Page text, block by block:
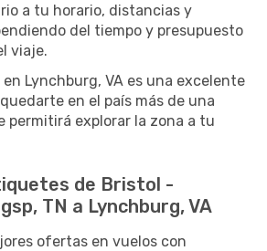
a tu horario, distancias y
del tiempo y presupuesto
viaje.
Lynchburg, VA es una excelente
en el país más de una
permitirá explorar la zona a tu
de Bristol -
TN a Lynchburg, VA
ofertas en vuelos con